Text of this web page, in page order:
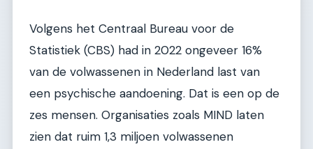
Volgens het Centraal Bureau voor de
Statistiek (CBS) had in 2022 ongeveer 16%
van de volwassenen in Nederland last van
een psychische aandoening. Dat is een op de
zes mensen. Organisaties zoals MIND laten
zien dat ruim 1,3 miljoen volwassenen